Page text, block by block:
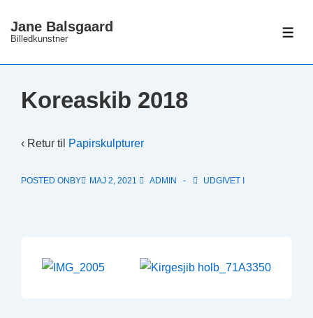
Hop
hovedindhold
Jane Balsgaard
Billedkunstner
Koreaskib 2018
‹ Retur til Papirskulpturer
POSTED ONBY MAJ 2, 2021 ADMIN UDGIVET I